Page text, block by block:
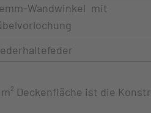
Wandwinkel mit
m² Deckenfläche ist die